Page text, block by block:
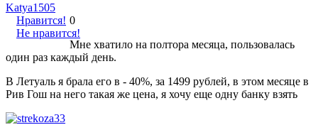
Katya1505
Нравится!
Не нравится!
0
Мне хватило на полтора месяца, пользовалась
один раз каждый день.
В Летуаль я брала его в - 40%, за 1499 рублей, в этом месяце в
Рив Гош на него такая же цена, я хочу еще одну банку взять